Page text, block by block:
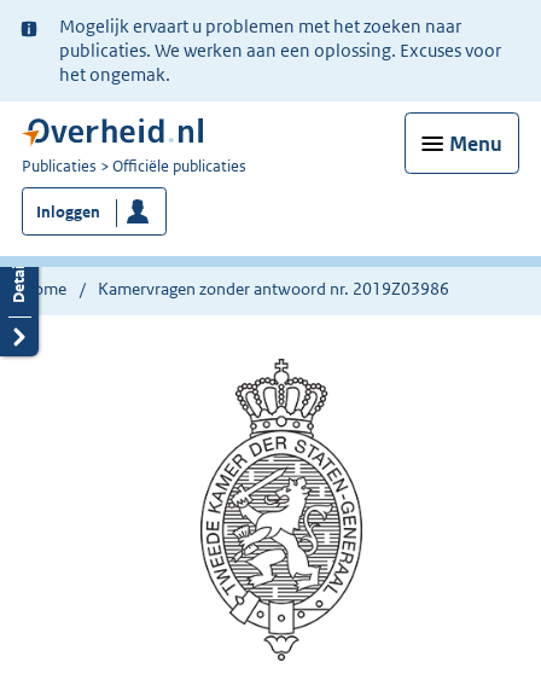
Ter
informatie:
Mogelijk ervaart u problemen met het zoeken naar
publicaties. We werken aan een oplossing. Excuses voor
het ongemak.
Menu
U
bent
nu
hier:
Publicaties Officiële publicaties
Inloggen
Home Kamervragen zonder antwoord nr. 2019Z03986